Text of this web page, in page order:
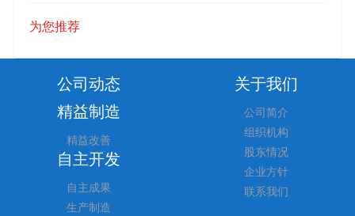
为您推荐
公司动态 关于我们
公司简介
组织机构
股东情况
企业方针
联系我们
精益制造
精益改善
自主开发
自主成果
生产制造